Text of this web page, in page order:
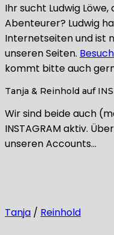
Ihr sucht Ludwig
Abenteurer? Ludwig
Internetseiten und ist
unseren Seiten.
kommt bitte auch
Tanja & Reinhold auf
Wir sind beide auch
INSTAGRAM aktiv.
unseren Accounts…
Tanja / Reinhold